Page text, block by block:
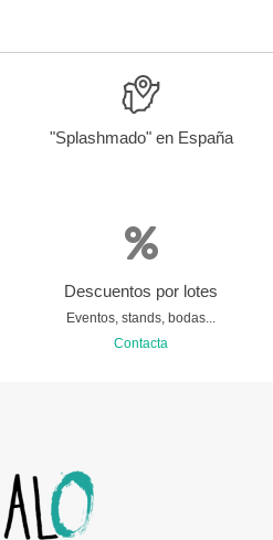
"Splashmado" en España
Descuentos por lotes
Eventos, stands, bodas...
Contacta